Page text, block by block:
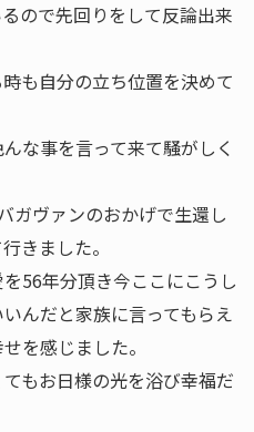
ので先回りをして反論出来
も自分の立ち位置を決めて
な事を言って来て騒がしく
ガヴァンのおかげで生還し
きました。
56年分頂き今ここにこうし
んだと家族に言ってもらえ
を感じました。
もお日様の光を浴び幸福だ